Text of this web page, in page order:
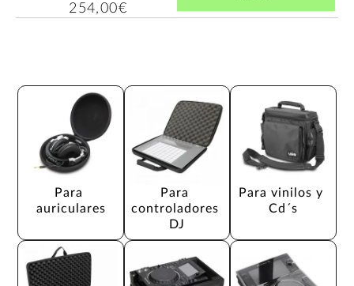
254,00€
Para
auriculares
Para
controladores
DJ
Para vinilos y
Cd´s